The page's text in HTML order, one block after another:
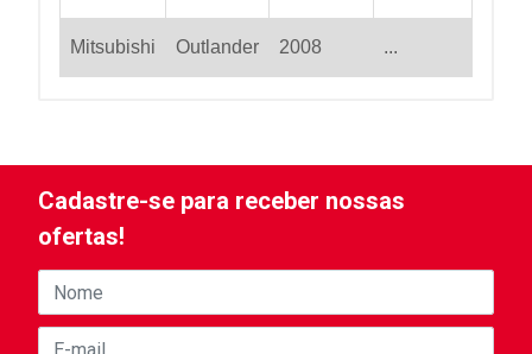
Mitsubishi Outlander 2008 ...
Cadastre-se para receber nossas
ofertas!